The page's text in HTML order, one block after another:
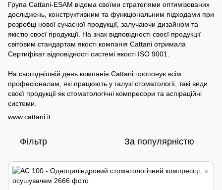
Група Cattani-ESAM відома своїми стратегіями оптимізованих
досліджень, конструктивним та функціональним підходами при
розробці нової сучасної продукції, залучаючи дизайном та
якістю своєї продукції. На знак відповідності своєї продукції
світовим стандартам якості компанія Cattani отримала
Сертифікат відповідності системі якості ISO 9001.
На сьогоднішній день компанія Cattani пропонує всім
професіоналам, які працюють у галузі стоматології, такі види
своєї продукції як стоматологічні компресори та аспіраційні
системи.
www.cattani.it
Фільтр За популярністю